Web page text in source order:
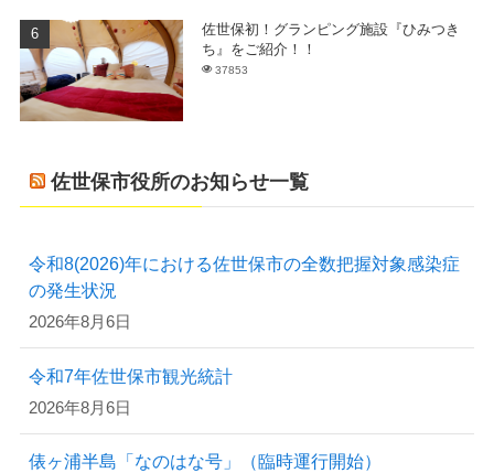
佐世保初！グランピング施設『ひみつき
ち』をご紹介！！
37853
佐世保市役所のお知らせ一覧
令和8(2026)年における佐世保市の全数把握対象感染症
の発生状況
2026年8月6日
令和7年佐世保市観光統計
2026年8月6日
俵ヶ浦半島「なのはな号」（臨時運行開始）